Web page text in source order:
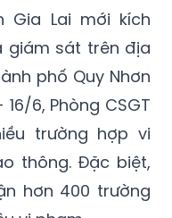
Gia Lai mới kích
giám sát trên địa
phố Quy Nhơn
6, Phòng CSGT
trường hợp vi
thông. Đặc biệt,
hơn 400 trường